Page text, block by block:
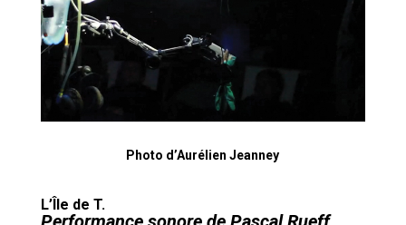
Photo d’Aurélien Jeanney
L’Île de T.